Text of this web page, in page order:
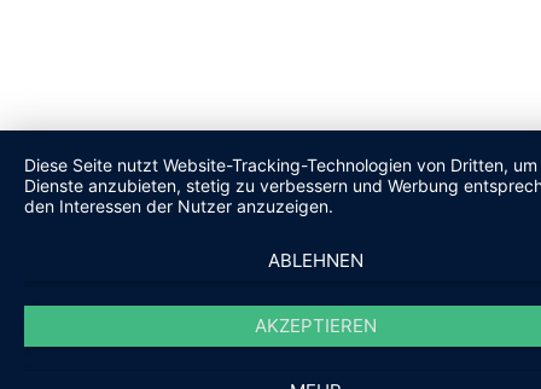
Diese Seite nutzt Website-Tracking-Technologien von Dritten, um
Dienste anzubieten, stetig zu verbessern und Werbung
den Interessen der Nutzer anzuzeigen.
ABLEHNEN
AKZEPTIEREN